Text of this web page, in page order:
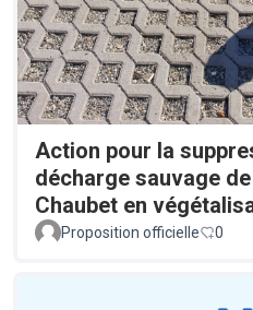
Action pour la
décharge sauvage
Chaubet en
Proposition officielle 0